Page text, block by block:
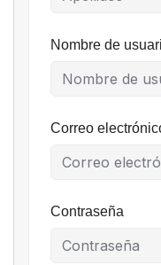
Nombre de
Correo
Contraseña